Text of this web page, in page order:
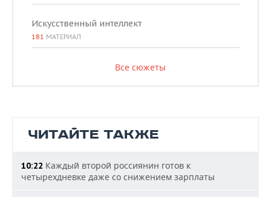
Искусственный интеллект
181 МАТЕРИАЛ
Все сюжеты
ЧИТАЙТЕ ТАКЖЕ
10:22 Каждый второй россиянин готов к
четырехдневке даже со снижением зарплаты